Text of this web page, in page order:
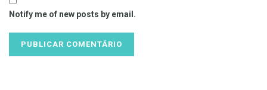
Notify me of new posts by email.